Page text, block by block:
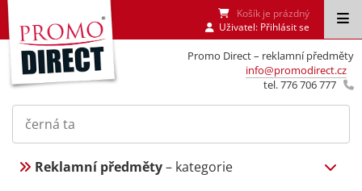
Promo Direct – reklamní předměty
info@promodirect.cz
tel. 776 706 777
Košík je prázdný
Uživatel: Přihlásit se
Reklamní předměty– kategorie